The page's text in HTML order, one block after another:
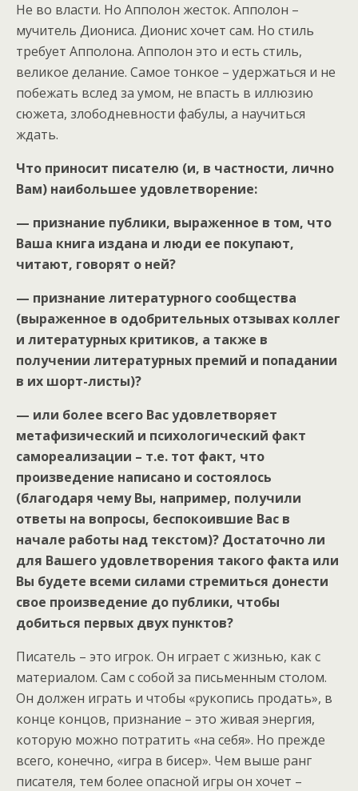
Не во власти. Но Апполон жесток. Апполон –
мучитель Диониса. Дионис хочет сам. Но стиль
требует Апполона. Апполон это и есть стиль,
великое делание. Самое тонкое – удержаться и не
побежать вслед за умом, не впасть в иллюзию
сюжета, злободневности фабулы, а научиться
ждать.
Что приносит писателю (и, в частности, лично
Вам) наибольшее удовлетворение:
— признание публики, выраженное в том, что
Ваша книга издана и люди ее покупают,
читают, говорят о ней?
— признание литературного сообщества
(выраженное в одобрительных отзывах коллег
и литературных критиков, а также в
получении литературных премий и попадании
в их шорт-листы)?
— или более всего Вас удовлетворяет
метафизический и психологический факт
самореализации – т.е. тот факт, что
произведение написано и состоялось
(благодаря чему Вы, например, получили
ответы на вопросы, беспокоившие Вас в
начале работы над текстом)? Достаточно ли
для Вашего удовлетворения такого факта или
Вы будете всеми силами стремиться донести
свое произведение до публики, чтобы
добиться первых двух пунктов?
Писатель – это игрок. Он играет с жизнью, как с
материалом. Сам с собой за письменным столом.
Он должен играть и чтобы «рукопись продать», в
конце концов, признание – это живая энергия,
которую можно потратить «на себя». Но прежде
всего, конечно, «игра в бисер». Чем выше ранг
писателя, тем более опасной игры он хочет –